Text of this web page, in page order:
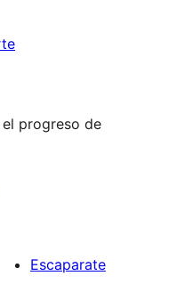
progreso de
Escaparate